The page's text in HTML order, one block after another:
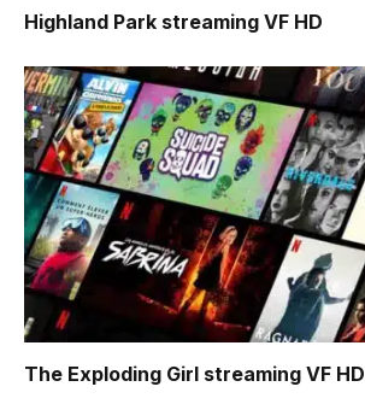
Highland Park streaming VF HD
The Exploding Girl streaming VF HD